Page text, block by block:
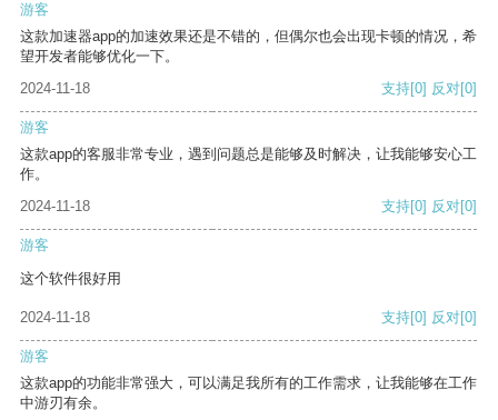
游客
这款加速器app的加速效果还是不错的，但偶尔也会出现卡顿的情况，希
望开发者能够优化一下。
2024-11-18
支持[0] 反对[0]
游客
这款app的客服非常专业，遇到问题总是能够及时解决，让我能够安心工
作。
2024-11-18
支持[0] 反对[0]
游客
这个软件很好用
2024-11-18 支持[0] 反对[0]
游客
这款app的功能非常强大，可以满足我所有的工作需求，让我能够在工作
中游刃有余。